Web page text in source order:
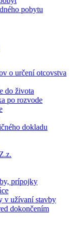
pobytu
o určení otcovstva
do života
po rozvode
dokladu
prípojky
v užívaní stavby
dokončením